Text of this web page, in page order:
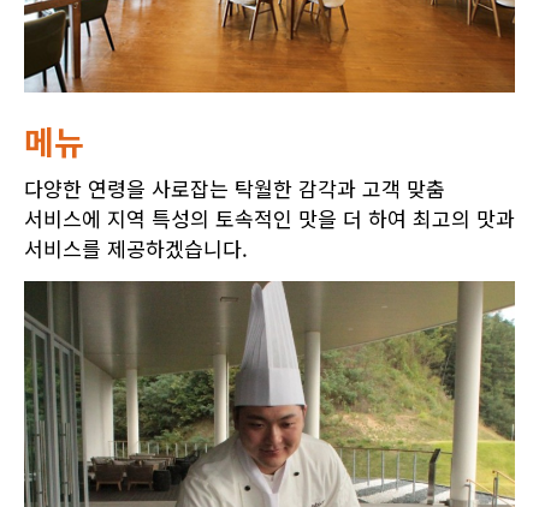
메뉴
다양한 연령을 사로잡는 탁월한 감각과 고객 맞춤
서비스에 지역 특성의 토속적인 맛을 더 하여 최고의 맛과
서비스를 제공하겠습니다.